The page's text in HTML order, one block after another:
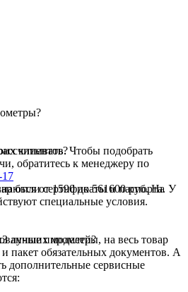
клиентов. Чтобы подобрать
обратитесь к менеджеру по
17
от 1590 до 561600 руб. На
специальные условия.
были сертификаты и паспорта. У
пирометры, на весь товар
пакет обязательных документов. А
дополнительные сервисные
лучших моделей?